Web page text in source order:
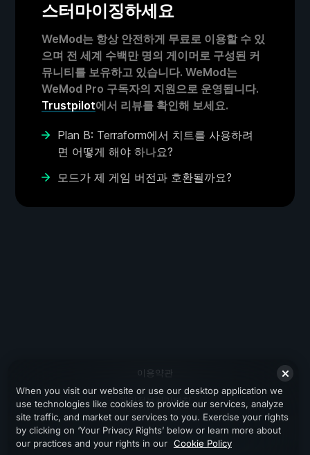
스터마이징하세요
WeMod는 항상 안전하게 무료로 이용할 수 있
으며 전 세계 수백만 명의 게이머로 구성된 커
뮤니티를 보유하고 있습니다. WeMod는
WeMod Pro 구독자의 지원으로 운영됩니다.
Trustpilot에서 리뷰를 확인해 보세요.
Plan B: Terraform에서 치트를 사용하려
면 어떻게 해야 하나요?
모드가 제 게임 버전과 호환될까요?
이용약관
개인정보처리방침
지원
When you visit our website or use our desktop application we
use technologies like cookies to provide our services, analyze
site traffic, and market our services to you. Exercise your rights
by clicking on ‘Your Privacy Rights’ below or learn more about
our practices and your rights in our Cookie Policy